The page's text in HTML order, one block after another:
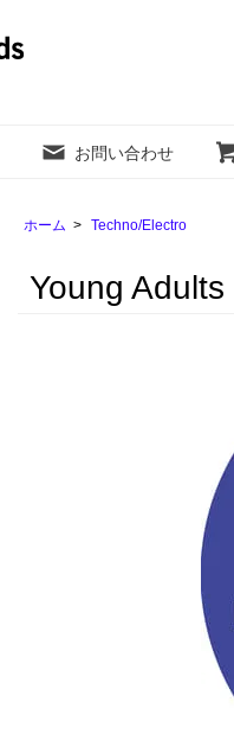
お問い合わせ
ホーム > Techno/Electro
Young